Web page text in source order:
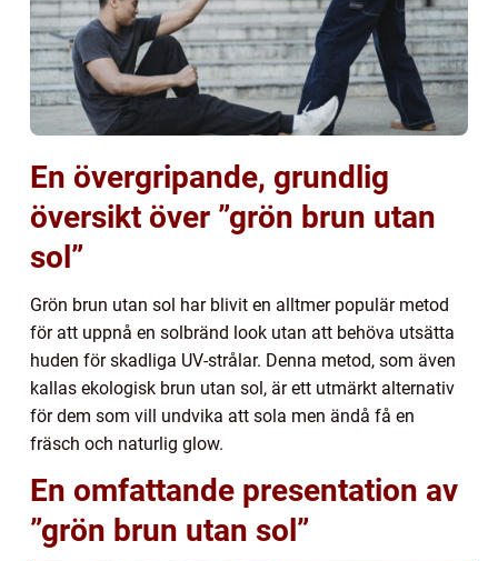
En övergripande, grundlig
översikt över ”grön brun utan
sol”
Grön brun utan sol har blivit en alltmer populär metod
för att uppnå en solbränd look utan att behöva utsätta
huden för skadliga UV-strålar. Denna metod, som även
kallas ekologisk brun utan sol, är ett utmärkt alternativ
för dem som vill undvika att sola men ändå få en
fräsch och naturlig glow.
En omfattande presentation av
”grön brun utan sol”